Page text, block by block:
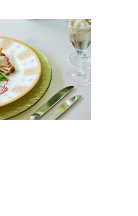
ゲストハウスならではのリゾ
ート感溢れる空間を貸し切っ
てのパーティーが可能です。ガ
ーデン・リビングも使用し
て、新しい一年の幕開けに、
新年のご挨拶のお席を演出い
たします。